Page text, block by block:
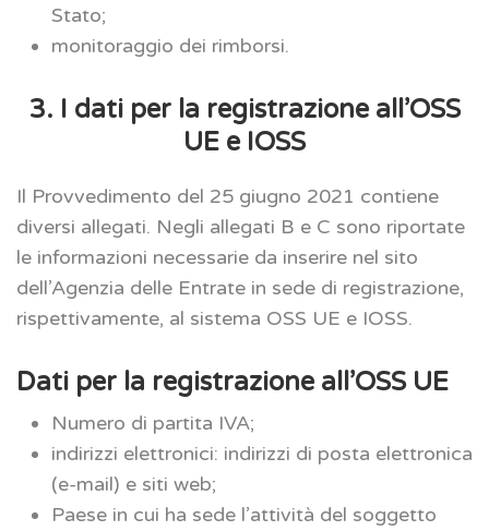
Stato;
monitoraggio dei rimborsi.
3. I dati per la registrazione all’OSS
UE e IOSS
Il Provvedimento del 25 giugno 2021 contiene
diversi allegati. Negli allegati B e C sono riportate
le informazioni necessarie da inserire nel sito
dell’Agenzia delle Entrate in sede di registrazione,
rispettivamente, al sistema OSS UE e IOSS.
Dati per la registrazione all’OSS UE
Numero di partita IVA;
indirizzi elettronici: indirizzi di posta elettronica
(e-mail) e siti web;
Paese in cui ha sede l’attività del soggetto